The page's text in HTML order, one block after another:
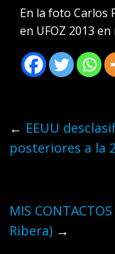
En la foto Carlos
en UFOZ 2013
← EEUU
posteriores a la
MIS
Ribera) →